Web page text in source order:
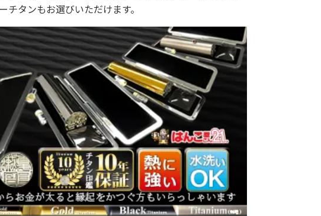
タンもお選びいただけます。